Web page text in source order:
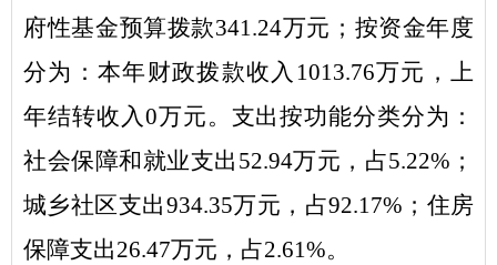
府性基金预算拨款341.24万元；按资金年度
分为：本年财政拨款收入 1013.76万元，上
年结转收入0万元。支出按功能分类分为：
社会保障和就业支出 52.94万元，占5.22% ；
城乡社区支出934.35万元，占92.17% ；住房
保障支出26.47万元，占2.61%。